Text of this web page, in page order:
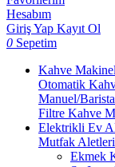
Hesabım
Giriş Yap Kayıt Ol
0 Sepetim
Kahve
Otomatik
Manuel/
Filtre Kahve
Elektrikli Ev
Mutfak Aletleri
Ekmek